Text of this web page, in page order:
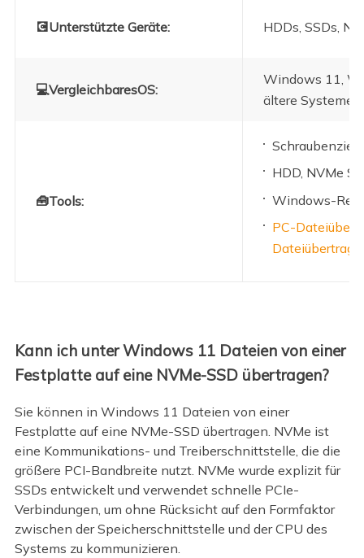
💽Unterstützte Geräte: HDDs, SSDs,
💻VergleichbaresOS:
Windows 11,
ältere Systeme.
🧰Tools:
HDD, NVMe
Windows-
PC-
Kann ich unter Windows 11 Dateien von einer
Festplatte auf eine NVMe-SSD übertragen?
Sie können in Windows 11 Dateien von einer
Festplatte auf eine NVMe-SSD übertragen. NVMe ist
eine Kommunikations- und Treiberschnittstelle, die die
größere PCI-Bandbreite nutzt. NVMe wurde explizit für
SSDs entwickelt und verwendet schnelle PCIe-
Verbindungen, um ohne Rücksicht auf den Formfaktor
zwischen der Speicherschnittstelle und der CPU des
Systems zu kommunizieren.